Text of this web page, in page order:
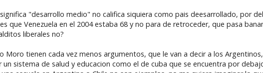
"desarrollo medio" no califica siquiera como pais deesarrollado, por
que Venezuela en el 2004 estaba 68 y no para de retroceder, que pasa
liberales no?
Moro tienen cada vez menos argumentos, que le van a decir a los
un sistema de salud y educacion como el de cuba que se encuentra por